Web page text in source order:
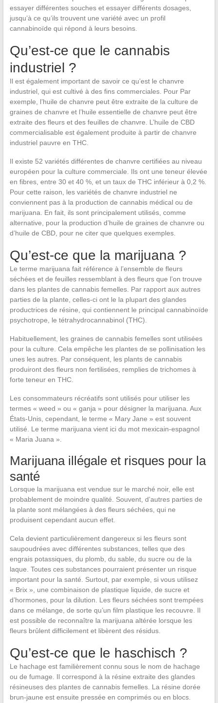
essayer différentes souches et essayer différents dosages,
jusqu’à ce qu’ils trouvent une variété avec un profil
cannabinoïde qui répond à leurs besoins.
Qu’est-ce que le cannabis
industriel ?
Il est également important de savoir ce qu’est le chanvre
industriel, qui est cultivé à des fins commerciales. Pour Par
exemple, l’huile de chanvre peut être extraite de la culture de
graines de chanvre et l’huile essentielle de chanvre peut être
extraite des fleurs et des feuilles de chanvre. L’huile de CBD
commercialisable est également produite à partir de chanvre
industriel pauvre en THC.
Il existe 52 variétés différentes de chanvre certifiées au niveau
européen pour la culture commerciale. Ils ont une teneur élevée
en fibres, entre 30 et 40 %, et un taux de THC inférieur à 0,2 %.
Pour cette raison, les variétés de chanvre industriel ne
conviennent pas à la production de cannabis médical ou de
marijuana. En fait, ils sont principalement utilisés, comme
alternative, pour la production d’huile de graines de chanvre ou
d’huile de CBD, pour ne citer que quelques exemples.
Qu’est-ce que la marijuana ?
Le terme marijuana fait référence à l’ensemble de fleurs
séchées et de feuilles ressemblant à des fleurs que l’on trouve
dans les plantes de cannabis femelles. Par rapport aux autres
parties de la plante, celles-ci ont le la plupart des glandes
productrices de résine, qui contiennent le principal cannabinoïde
psychotrope, le tétrahydrocannabinol (THC).
Habituellement, les graines de cannabis femelles sont utilisées
pour la culture. Cela empêche les plantes de se pollinisation les
unes les autres. Par conséquent, les plants de cannabis
produiront des fleurs non fertilisées, remplies de trichomes à
forte teneur en THC.
Les consommateurs récréatifs sont utilisés pour utiliser les
termes « weed » ou « ganja » pour désigner la marijuana. Aux
États-Unis, cependant, le terme « Mary Jane » est souvent
utilisé. Le terme marijuana vient ici du mot mexicain-espagnol
« Maria Juana ».
Marijuana illégale et risques pour la
santé
Lorsque la marijuana est vendue sur le marché noir, elle est
probablement de moindre qualité. Souvent, d’autres parties de
la plante sont mélangées à des fleurs séchées, qui ne
produisent cependant aucun effet.
Cela devient particulièrement dangereux si les fleurs sont
saupoudrées avec différentes substances, telles que des
engrais potassiques, du plomb, du sable, du sucre ou de la
laque. Toutes ces substances pourraient présenter un risque
important pour la santé. Surtout, par exemple, si vous utilisez
« Brix », une combinaison de plastique liquide, de sucre et
d’hormones, pour la dilution. Les fleurs séchées sont trempées
dans ce mélange, de sorte qu’un film plastique les recouvre. Il
est possible de reconnaître la marijuana altérée lorsque les
fleurs brûlent difficilement et libèrent des résidus.
Qu’est-ce que le haschisch ?
Le hachage est familièrement connu sous le nom de hachage
ou de fumage. Il correspond à la résine extraite des glandes
résineuses des plantes de cannabis femelles. La résine dorée
brun-jaune est ensuite pressée en comprimés ou en blocs.